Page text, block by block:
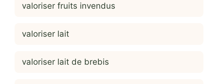
valoriser fruits invendus
valoriser lait
valoriser lait de brebis